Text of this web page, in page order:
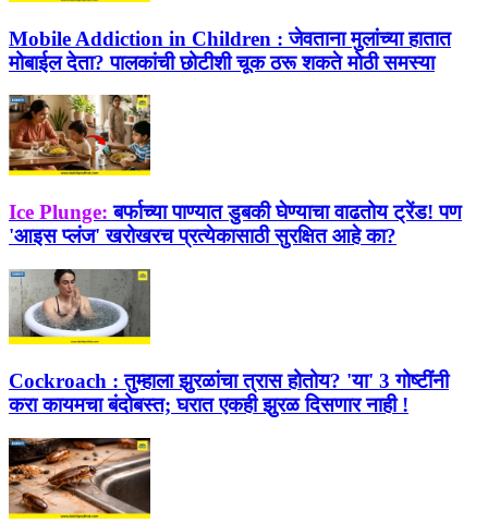
Mobile Addiction in Children : जेवताना मुलांच्या हातात
मोबाईल देता? पालकांची छोटीशी चूक ठरू शकते मोठी समस्या
Ice Plunge: बर्फाच्या पाण्यात डुबकी घेण्याचा वाढतोय ट्रेंड! पण
'आइस प्लंज' खरोखरच प्रत्येकासाठी सुरक्षित आहे का?
Cockroach : तुम्हाला झुरळांचा त्रास होतोय? 'या' 3 गोष्टींनी
करा कायमचा बंदोबस्त; घरात एकही झुरळ दिसणार नाही !